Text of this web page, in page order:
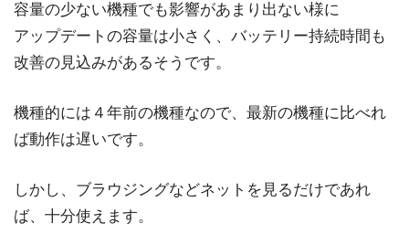
容量の少ない機種でも影響があまり出ない様に
アップデートの容量は小さく、バッテリー持続時間も
改善の見込みがあるそうです。
機種的には４年前の機種なので、最新の機種に比べれ
ば動作は遅いです。
しかし、ブラウジングなどネットを見るだけであれ
ば、十分使えます。